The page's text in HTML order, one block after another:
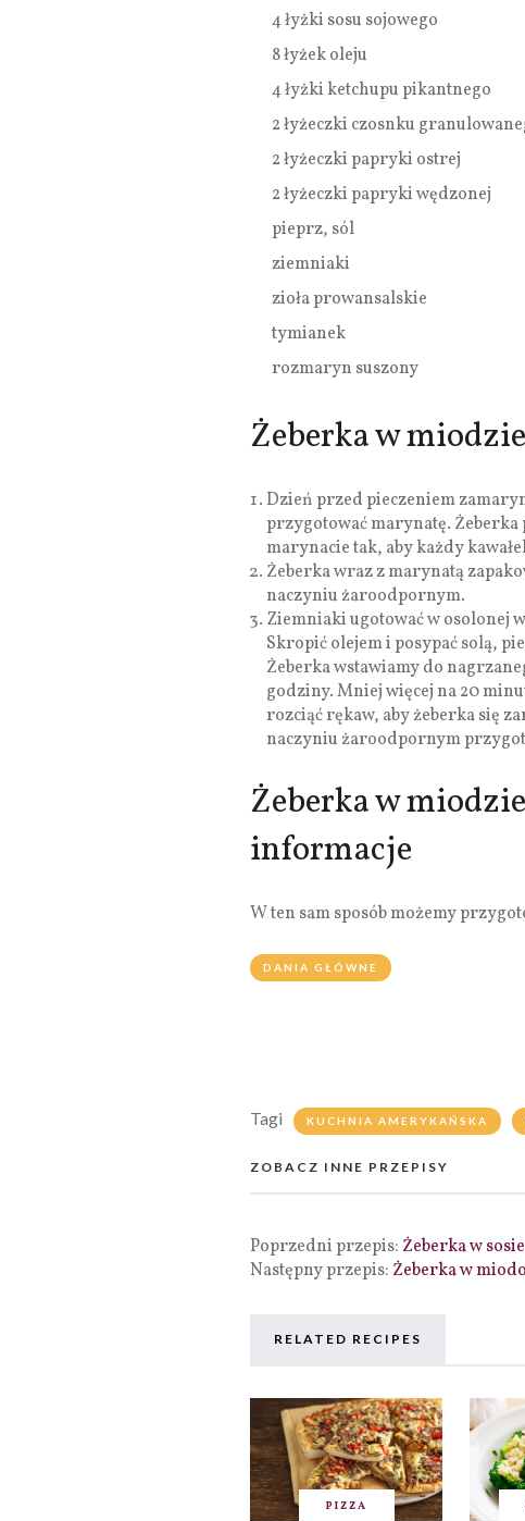
4 łyżki sosu sojowego
8 łyżek oleju
4 łyżki ketchupu pikantnego
2 łyżeczki czosnku
2 łyżeczki papryki ostrej
2 łyżeczki papryki wędzonej
pieprz, sól
ziemniaki
zioła prowansalskie
tymianek
rozmaryn suszony
Żeberka w
Dzień przed pieczeniem
przygotować marynatę.
marynacie tak, aby każdy
Żeberka wraz z marynatą
naczyniu żaroodpornym.
Ziemniaki ugotować w osolonej
Skropić olejem i posypać solą,
Żeberka wstawiamy do
godziny. Mniej więcej na 20
rozciąć rękaw, aby żeberka się
naczyniu żaroodpornym
Żeberka w
informacje
W ten sam sposób możemy
DANIA GŁÓWNE
Tagi KUCHNIA AMERYKAŃSKA
ZOBACZ INNE PRZEPISY
Poprzedni przepis: Żeberka w
Następny przepis: Żeberka w
RELATED RECIPES
PIZZA